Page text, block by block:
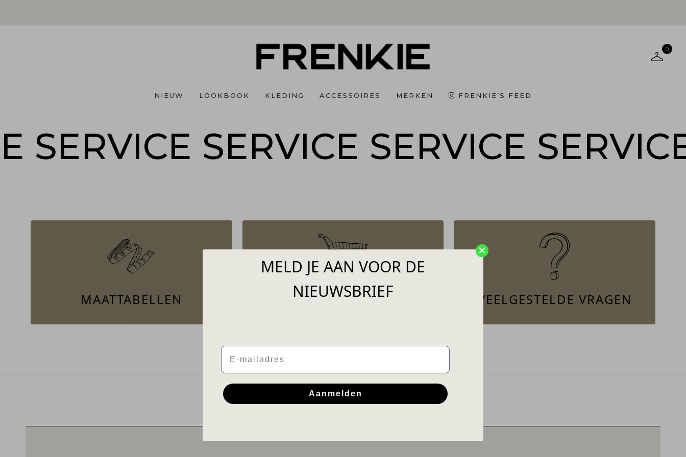
0
NIEUW LOOKBOOK KLEDING ACCESSOIRES MERKEN FRENKIE’S FEED
SERVICE SERVICE SERVICE
MAATTABELLEN
BESTELLEN &
VEELGESTELDE VRAGEN
MELD JE AAN VOOR DE
NIEUWSBRIEF
Email
Aanmelden